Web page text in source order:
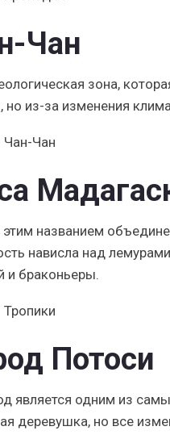
Чан
зона,
но из-за изменения
названием
нависла над
и браконьеры.
Потоси
является одним из
деревушка, но все